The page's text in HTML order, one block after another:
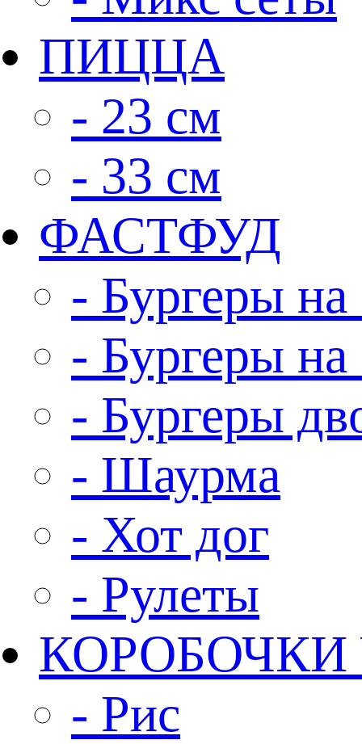
ПИЦЦА
- 23 см
- 33 см
ФАСТФУД
- Бургеры
- Бургеры
- Бургеры
- Шаурма
- Хот дог
- Рулеты
КОРОБОЧКИ
- Рис